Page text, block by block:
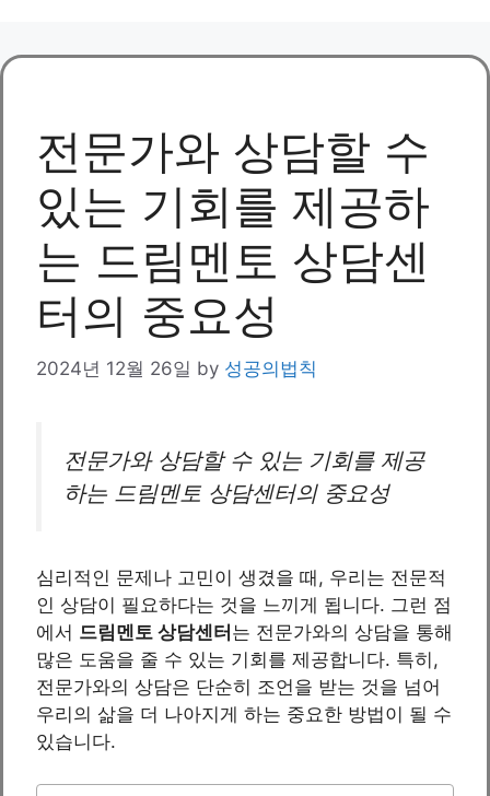
전문가와 상담할 수
있는 기회를 제공하
는 드림멘토 상담센
터의 중요성
2024년 12월 26일 by 성공의법칙
전문가와 상담할 수 있는 기회를 제공
하는 드림멘토 상담센터의 중요성
심리적인 문제나 고민이 생겼을 때, 우리는 전문적
인 상담이 필요하다는 것을 느끼게 됩니다. 그런 점
에서 드림멘토 상담센터 는 전문가와의 상담을 통해
많은 도움을 줄 수 있는 기회를 제공합니다. 특히,
전문가와의 상담은 단순히 조언을 받는 것을 넘어
우리의 삶을 더 나아지게 하는 중요한 방법이 될 수
있습니다.